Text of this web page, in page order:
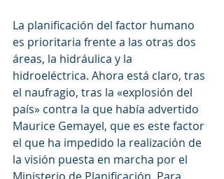
La planificación del factor humano
es prioritaria frente a las otras dos
áreas, la hidráulica y la
hidroeléctrica. Ahora está claro, tras
el naufragio, tras la «explosión del
país» contra la que había advertido
Maurice Gemayel, que es este factor
el que ha impedido la realización de
la visión puesta en marcha por el